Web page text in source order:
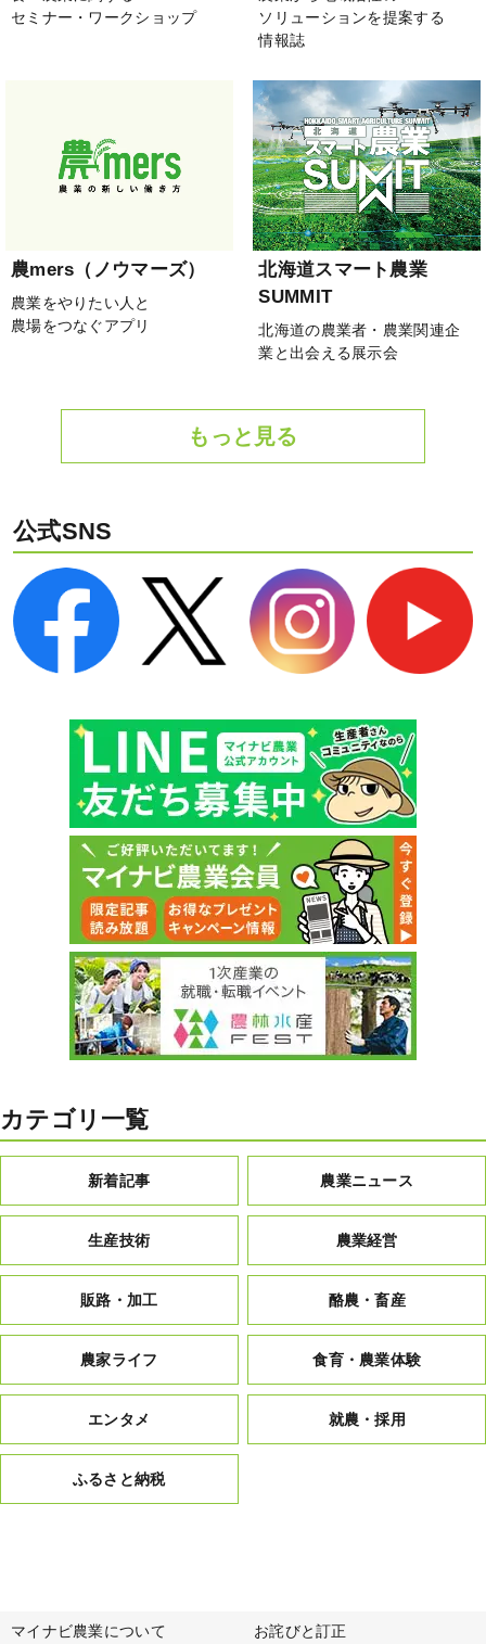
セミナー・ワークショップ
ソリューションを提案する
情報誌
農mers（ノウマーズ）
農業をやりたい人と
農場をつなぐアプリ
北海道スマート農業
SUMMIT
北海道の農業者・農業関連企
業と出会える展示会
もっと見る
公式SNS
カテゴリ一覧
新着記事 農業ニュース
生産技術 農業経営
販路・加工 酪農・畜産
農家ライフ 食育・農業体験
エンタメ 就農・採用
ふるさと納税
マイナビ農業について お詫びと訂正